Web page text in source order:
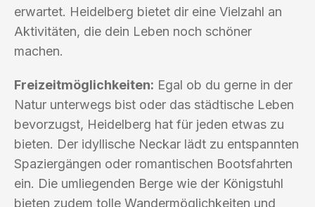
erwartet. Heidelberg bietet dir eine Vielzahl an
Aktivitäten, die dein Leben noch schöner
machen.
Freizeitmöglichkeiten: Egal ob du gerne in der
Natur unterwegs bist oder das städtische Leben
bevorzugst, Heidelberg hat für jeden etwas zu
bieten. Der idyllische Neckar lädt zu entspannten
Spaziergängen oder romantischen Bootsfahrten
ein. Die umliegenden Berge wie der Königstuhl
bieten zudem tolle Wandermöglichkeiten und